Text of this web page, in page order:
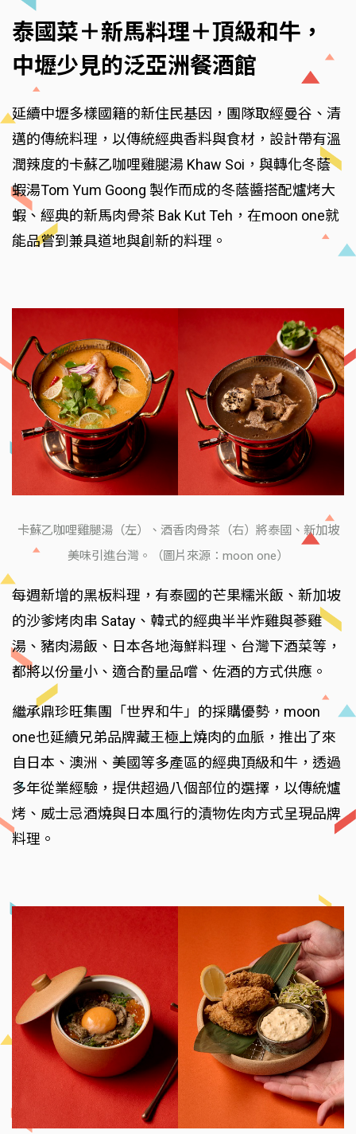
泰國菜＋新馬料理＋頂級和牛，
中壢少見的泛亞洲餐酒館
延續中壢多樣國籍的新住民基因，團隊取經曼谷、清
邁的傳統料理，以傳統經典香料與食材，設計帶有溫
潤辣度的卡蘇乙咖哩雞腿湯 Khaw Soi，與轉化冬蔭
蝦湯Tom Yum Goong 製作而成的冬蔭醬搭配爐烤大
蝦、經典的新馬肉骨茶 Bak Kut Teh，在moon one就
能品嘗到兼具道地與創新的料理。
卡蘇乙咖哩雞腿湯（左）、酒香肉骨茶（右）將泰國、新加坡
美味引進台灣。（圖片來源：moon one）
每週新增的黑板料理，有泰國的芒果糯米飯、新加坡
的沙爹烤肉串 Satay、韓式的經典半半炸雞與蔘雞
湯、豬肉湯飯、日本各地海鮮料理、台灣下酒菜等，
都將以份量小、適合酌量品嚐、佐酒的方式供應。
繼承鼎珍旺集團「世界和牛」的採購優勢，moon
one也延續兄弟品牌藏王極上燒肉的血脈，推出了來
自日本、澳洲、美國等多產區的經典頂級和牛，透過
多年從業經驗，提供超過八個部位的選擇，以傳統爐
烤、威士忌酒燒與日本風行的漬物佐肉方式呈現品牌
料理。